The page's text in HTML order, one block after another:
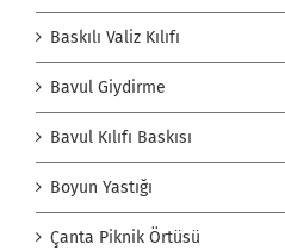
Baskılı Valiz Kılıfı
Bavul Giydirme
Bavul Kılıfı Baskısı
Boyun Yastığı
Çanta Piknik Örtüsü